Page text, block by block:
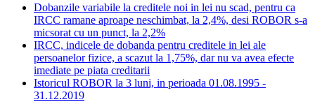
Dobanzile variabile la creditele noi in lei nu scad, pentru ca
IRCC ramane aproape neschimbat, la 2,4%, desi ROBOR s-a
micsorat cu un punct, la 2,2%
IRCC, indicele de dobanda pentru creditele in lei ale
persoanelor fizice, a scazut la 1,75%, dar nu va avea efecte
imediate pe piata creditarii
Istoricul ROBOR la 3 luni, in perioada 01.08.1995 -
31.12.2019